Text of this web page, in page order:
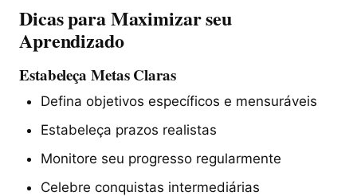
Dicas para Maximizar seu
Aprendizado
Estabeleça Metas Claras
Defina objetivos específicos e mensuráveis
Estabeleça prazos realistas
Monitore seu progresso regularmente
Celebre conquistas intermediárias